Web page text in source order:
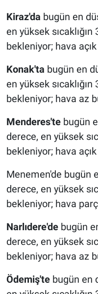
Kiraz'da bugün en
en yüksek
bekleniyor; hava
Konak'ta bugün en
en yüksek
bekleniyor; hava az
Menderes'tebugün
derece, en yüksek
bekleniyor; hava
Menemen'de bugün
derece, en yüksek
bekleniyor; hava
Narlıdere'debugün
derece, en yüksek
bekleniyor; hava az
Ödemiş'te bugün en